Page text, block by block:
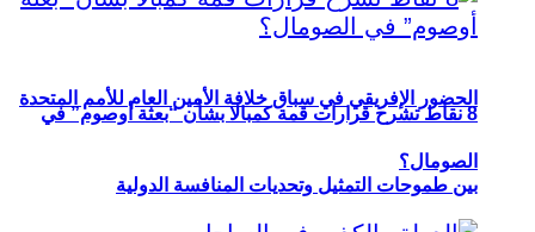
الحضور الإفريقي في سباق خلافة الأمين العام للأمم المتحدة
بين طموحات التمثيل وتحديات المنافسة الدولية
8 نقاط تشرح قرارات قمة كمبالا بشأن “بعثة أوصوم” في
الصومال؟